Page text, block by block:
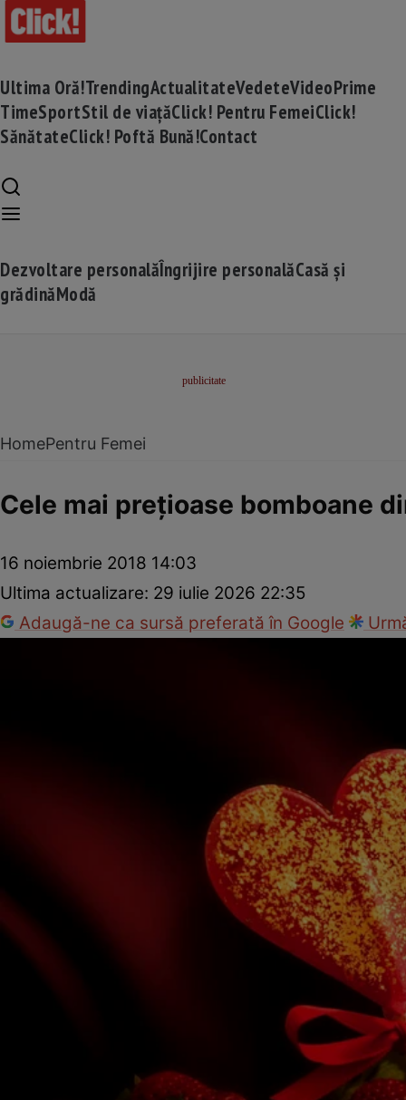
Ultima Oră!TrendingActualitateVedeteVideoPrime
TimeSportStil de viațăClick! Pentru FemeiClick!
SănătateClick! Poftă Bună!Contact
Dezvoltare personalăÎngrijire personalăCasă și
grădinăModă
HomePentru Femei
Cele mai preţioase bomboane
16 noiembrie 2018 14:03
Ultima actualizare: 29 iulie 2026 22:35
Adaugă-ne ca sursă preferată în Google